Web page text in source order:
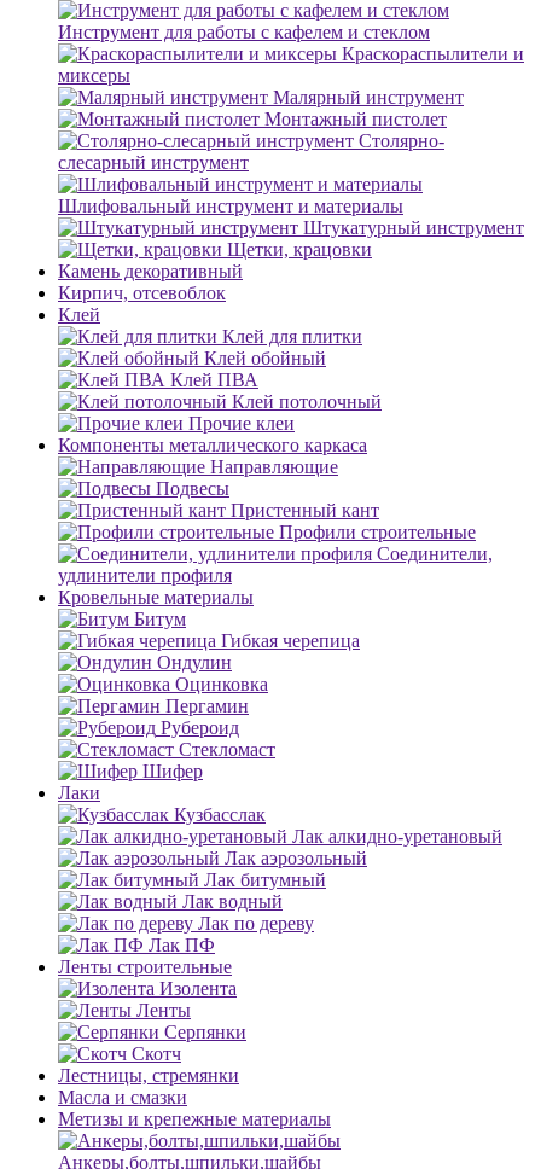
Инструмент для работы с кафелем и стеклом
Краскораспылители и
миксеры
Малярный инструмент
Монтажный пистолет
Столярно-
слесарный инструмент
Шлифовальный инструмент и материалы
Штукатурный инструмент
Щетки, крацовки
Камень декоративный
Кирпич, отсевоблок
Клей
Клей для плитки
Клей обойный
Клей ПВА
Клей потолочный
Прочие клеи
Компоненты металлического каркаса
Направляющие
Подвесы
Пристенный кант
Профили строительные
Соединители,
удлинители профиля
Кровельные материалы
Битум
Гибкая черепица
Ондулин
Оцинковка
Пергамин
Рубероид
Стекломаст
Шифер
Лаки
Кузбасслак
Лак алкидно-уретановый
Лак аэрозольный
Лак битумный
Лак водный
Лак по дереву
Лак ПФ
Ленты строительные
Изолента
Ленты
Серпянки
Скотч
Лестницы, стремянки
Масла и смазки
Метизы и крепежные материалы
Анкеры,болты,шпильки,шайбы